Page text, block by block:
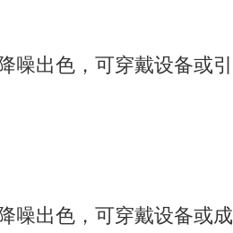
噪出色，可穿戴设备或引
噪出色，可穿戴设备或成